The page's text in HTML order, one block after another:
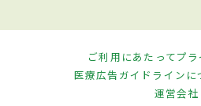
ご利用にあたってプ
医療広告ガイドラインに
運営会社